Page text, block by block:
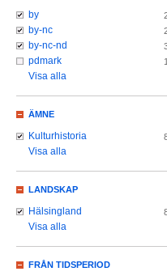
by
by-nc
by-nc-nd
pdmark
Visa alla
ÄMNE
Kulturhistoria
Visa alla
LANDSKAP
Hälsingland
Visa alla
FRÅN TIDSPERIOD